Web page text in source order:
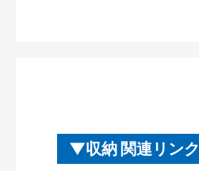
収納 関連リンク